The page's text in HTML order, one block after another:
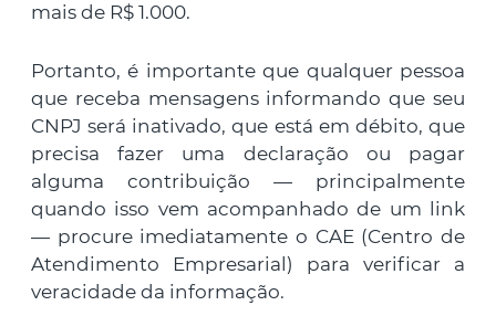
mais de R$ 1.000.
Portanto, é importante que qualquer pessoa
que receba mensagens informando que seu
CNPJ será inativado, que está em débito, que
precisa fazer uma declaração ou pagar
alguma contribuição — principalmente
quando isso vem acompanhado de um link
— procure imediatamente o CAE (Centro de
Atendimento Empresarial) para verificar a
veracidade da informação.